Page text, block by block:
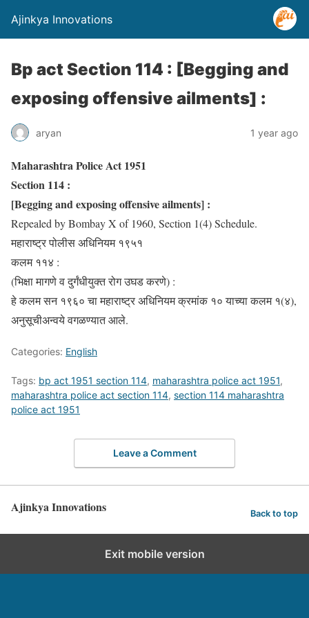
Ajinkya Innovations
Bp act Section 114 : [Begging and
exposing offensive ailments] :
aryan 1 year ago
Maharashtra Police Act 1951
Section 114 :
[Begging and exposing offensive ailments] :
Repealed by Bombay X of 1960, Section 1(4) Schedule.
महाराष्ट्र पोलीस अधिनियम १९५१
कलम ११४ :
(भिक्षा मागणे व दुर्गंधीयुक्त रोग उघड करणे) :
हे कलम सन १९६० चा महाराष्ट्र अधिनियम क्रमांक १० याच्या कलम १(४),
अनुसूचीअन्वये वगळण्यात आले.
Categories: English
Tags: bp act 1951 section 114, maharashtra police act 1951,
maharashtra police act section 114, section 114 maharashtra
police act 1951
Leave a Comment
Ajinkya Innovations Back to top
Exit mobile version